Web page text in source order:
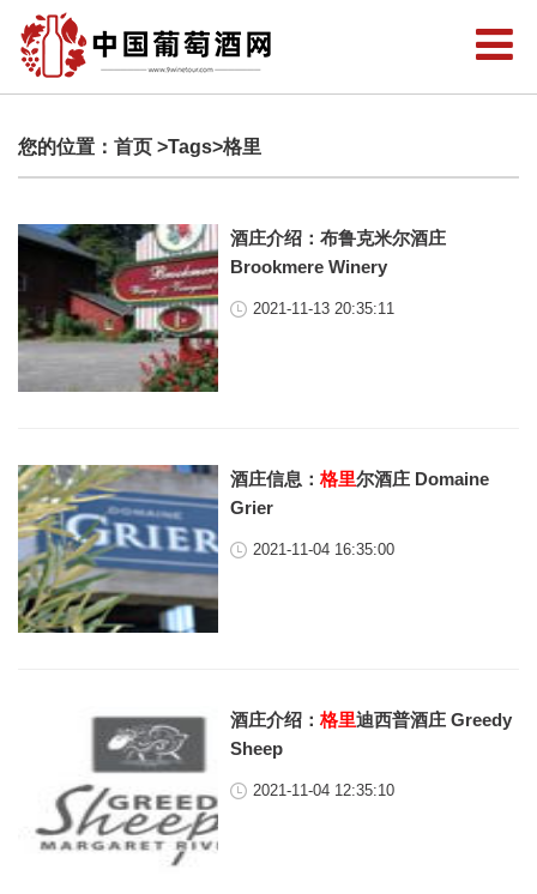
您的位置： 首页 >Tags>格里
酒庄介绍：布鲁克米尔酒庄
Brookmere Winery
2021-11-13 20:35:11
酒庄信息：格里尔酒庄 Domaine
Grier
2021-11-04 16:35:00
酒庄介绍：格里迪西普酒庄 Greedy
Sheep
2021-11-04 12:35:10